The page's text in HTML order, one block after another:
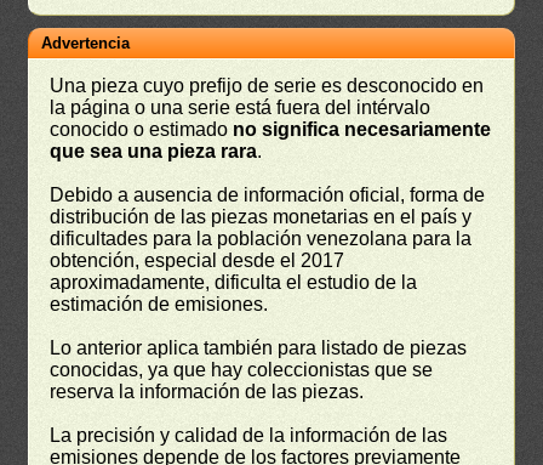
Advertencia
Una pieza cuyo prefijo de serie es desconocido en
la página o una serie está fuera del intérvalo
conocido o estimado no significa necesariamente
que sea una pieza rara.
Debido a ausencia de información oficial, forma de
distribución de las piezas monetarias en el país y
dificultades para la población venezolana para la
obtención, especial desde el 2017
aproximadamente, dificulta el estudio de la
estimación de emisiones.
Lo anterior aplica también para listado de piezas
conocidas, ya que hay coleccionistas que se
reserva la información de las piezas.
La precisión y calidad de la información de las
emisiones depende de los factores previamente